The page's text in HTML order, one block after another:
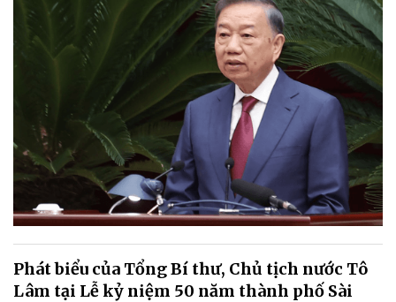
Phát biểu của Tổng Bí thư, Chủ tịch nước Tô
Lâm tại Lễ kỷ niệm 50 năm thành phố Sài